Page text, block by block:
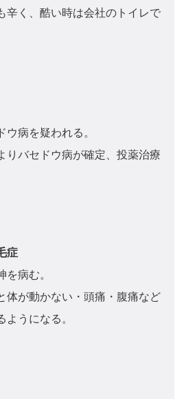
辛く、酷い時は会社のトイレで
ウ病を疑われる。
りバセドウ病が確定、投薬治療
症
を病む。
体が動かない・頭痛・腹痛など
ようになる。